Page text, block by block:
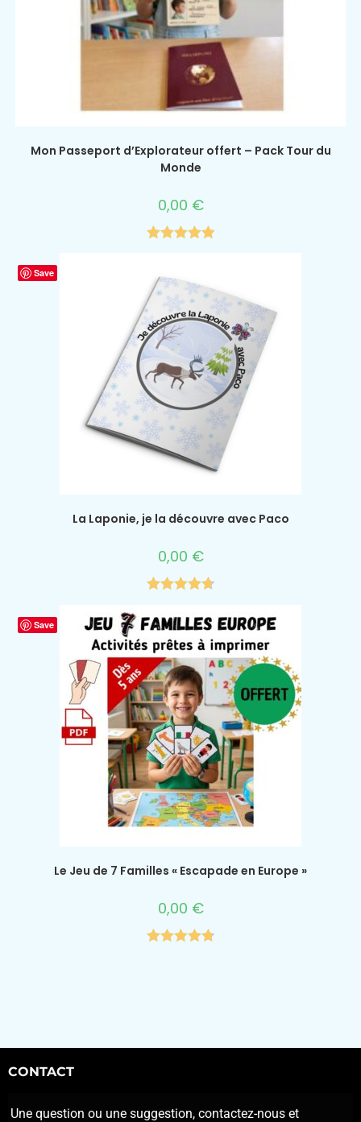
Mon Passeport d’Explorateur offert – Pack Tour du
Monde
0,00 €
Save
La Laponie, je la découvre avec Paco
0,00 €
sur 5
Save
Le Jeu de 7 Familles « Escapade en Europe »
0,00 €
CONTACT
Une question ou une suggestion, contactez-nous et